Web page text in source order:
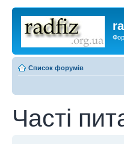
Список форумів
Часті